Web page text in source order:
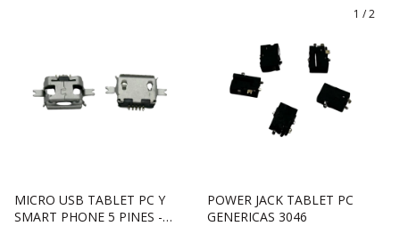
MICRO USB TABLET PC Y
SMART PHONE 5 PINES -
1 /2
POWER JACK TABLET PC
GENERICAS 3046